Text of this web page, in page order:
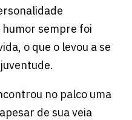
sempre foi
o que o levou a se
no palco uma
de sua veia